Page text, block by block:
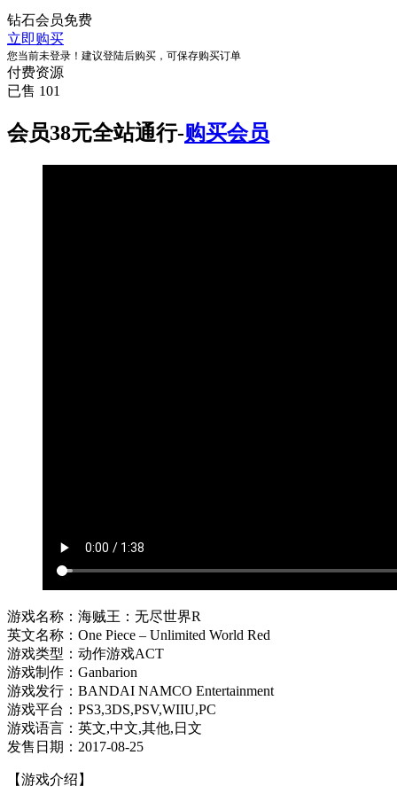
钻石会员免费
立即购买
您当前未登录！建议登陆后购买，可保存购买订单
付费资源
已售 101
会员38元全站通行-购买会员
游戏名称：海贼王：无尽世界R
英文名称：One Piece – Unlimited World Red
游戏类型：动作游戏ACT
游戏制作：Ganbarion
游戏发行：BANDAI NAMCO Entertainment
游戏平台：PS3,3DS,PSV,WIIU,PC
游戏语言：英文,中文,其他,日文
发售日期：2017-08-25
【游戏介绍】